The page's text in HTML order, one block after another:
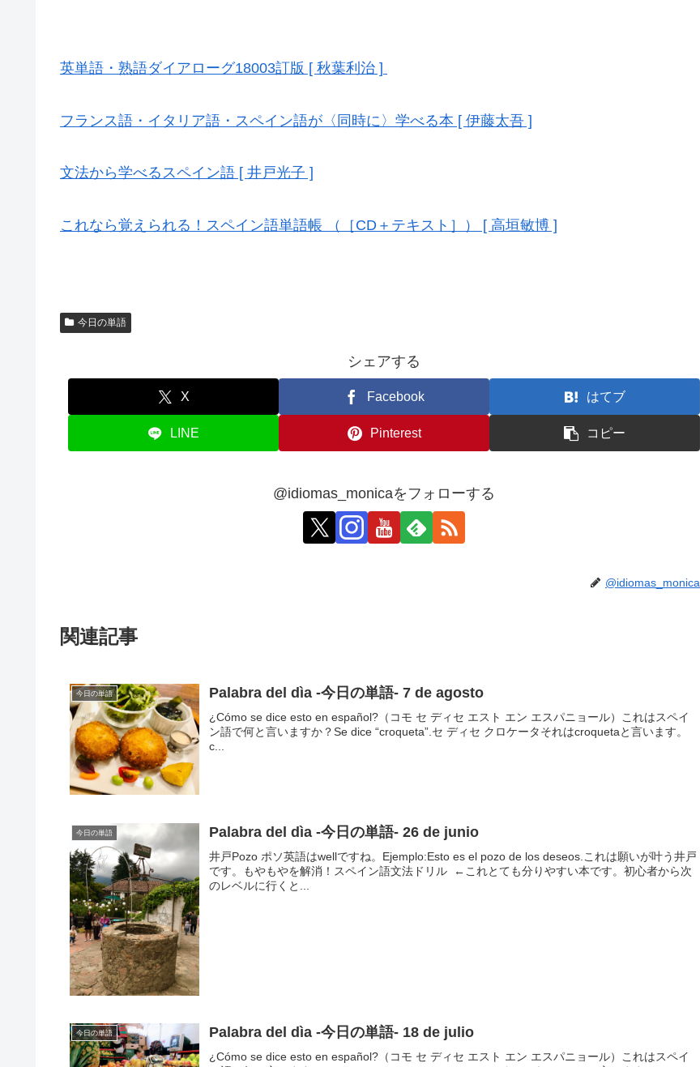
英単語・熟語ダイアローグ18003訂版 [ 秋葉利治 ]
フランス語・イタリア語・スペイン語が〈同時に〉学べる本 [ 伊藤太吾 ]
文法から学べるスペイン語 [ 井戸光子 ]
これなら覚えられる！スペイン語単語帳 （［CD＋テキスト］） [ 高垣敏博 ]
今日の単語
シェアする
X Facebook はてブ
LINE Pinterest コピー
@idiomas_monicaをフォローする
@idiomas_monica
関連記事
今日の単語 Palabra del dìa -今日の単語- 7 de agosto
¿Cómo se dice esto en español?（コモ セ ディセ エスト エン エスパニョール）これはスペイ
ン語で何と言いますか？Se dice “croqueta”.セ ディセ クロケータそれはcroquetaと言います。
c...
今日の単語 Palabra del dìa -今日の単語- 26 de junio
井戸Pozo ポソ英語はwellですね。Ejemplo:Esto es el pozo de los deseos.これは願いが叶う井戸
です。もやもやを解消！スペイン語文法ドリル ←これとても分りやすい本です。初心者から次
のレベルに行くと...
今日の単語 Palabra del dìa -今日の単語- 18 de julio
¿Cómo se dice esto en español?（コモ セ ディセ エスト エン エスパニョール）これはスペイ